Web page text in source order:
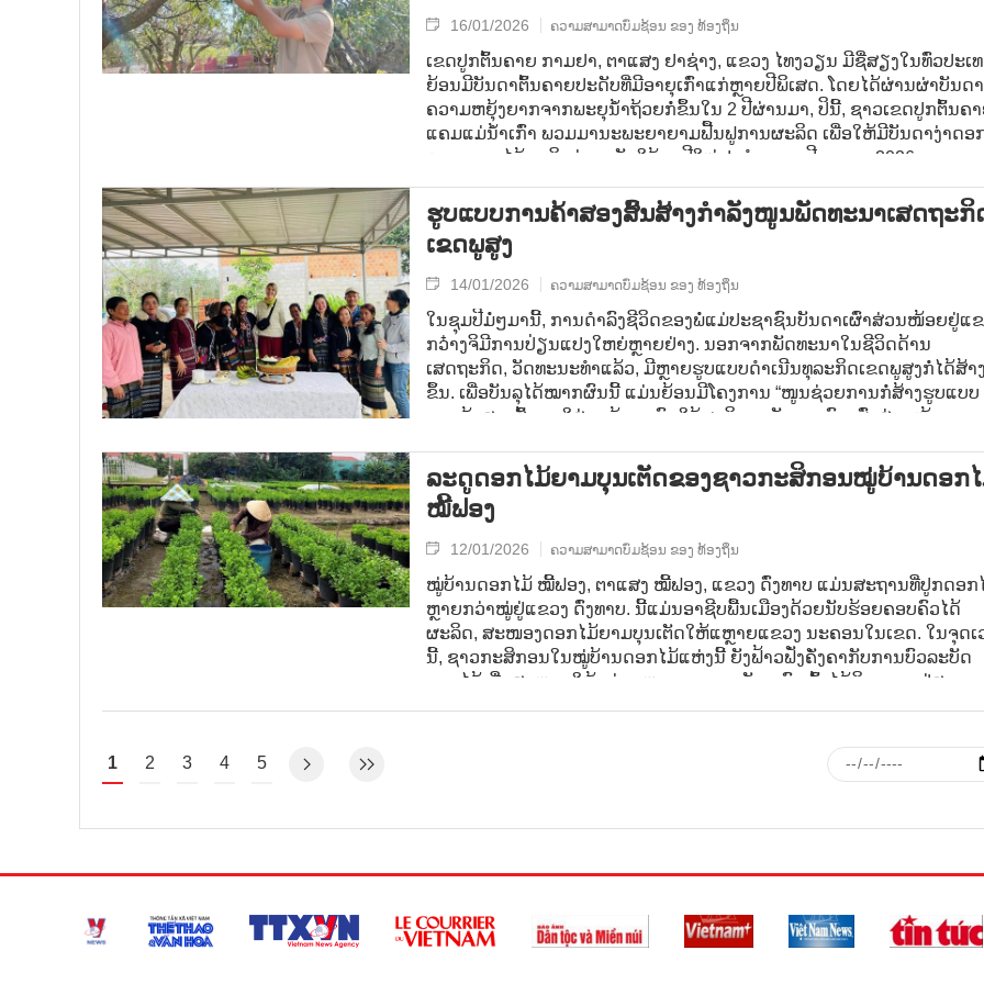
16/01/2026 ຄວາມສາມາດບົ່ມຊ້ອນ ຂອງ ທ້ອງຖິ່ນ
ເຂດປູກຕົ້ນຄາຍ ກາມຢາ, ຕາແສງ ຢາຊ່າງ, ແຂວງ ໄທງວຽນ ມີຊື່ສຽງໃນທົ່ວປະເ
ຍ້ອນມີບັນດາຕົ້ນຄາຍປະດັບທີ່ມີອາຍຸເກົ່າແກ່ຫຼາຍປີພິເສດ. ໂດຍໄດ້ຜ່ານຜ່າບັນດາ
ຄວາມຫຍຸ້ງຍາກຈາກພະຍຸນ້ຳຖ້ວຍກໍ່ຂຶ້ນໃນ 2 ປີຜ່ານມາ, ປິນີ້, ຊາວເຂດປູກຕົ້ນຄ
ແຄມແມ່ນ້ຳເກົ່າ ພວມມານະພະຍາຍາມຟື້ນຟູການຜະລິດ ເພື່ອໃຫ້ມີບັນດາງ່າດອ
ຄາຍ, ດອກໄມ້ຊະນິດຕ່າງໆຮັບໃຊ້ບຸນປີໃໝ່ປະຈຳຊາດ, ປີມະເມຍ 2026.
ຮູບ​ແບບ​ການ​ຄ້າ​ສອງ​ສົ້​ນ​ສ້າງ​ກຳ​ລັງ​ໜູນ​ພັດ​ທະ​ນາ​ເສດ​ຖະ​ກິ
ເຂດ​ພູ​ສູງ
14/01/2026 ຄວາມສາມາດບົ່ມຊ້ອນ ຂອງ ທ້ອງຖິ່ນ
ໃນຊຸມປີມໍ່ໆມານີ້, ການດຳລົງຊີວິດຂອງພໍ່ແມ່ປະຊາຊົນບັນດາເຜົ່າສ່ວນໜ້ອຍຢູ່ແຂ
ກວ໋າງຈິມີການປ່ຽນແປງໃຫຍ່ຫຼາຍຢ່າງ. ນອກຈາກພັດທະນາໃນຊີວິດດ້ານ
ເສດຖະກິດ, ວັດທະນະທຳແລ້ວ, ມີຫຼາຍຮູບແບບດຳເນີນທຸລະກິດເຂດພູສູງກໍ່ໄດ້ສ້າ
ຂຶ້ນ. ເພື່ອບັນລຸໄດ້ໝາກຜົນນີ້ ແມ່ນຍ້ອນມີໂຄງການ “ໜູນຊ່ວຍການກໍ່ສ້າງຮູບແບບ
ການຄ້າສອງສົ້ນແນໃສ່ຊຸກຍູ້ການຊົມໃຊ້ຜະລິດຕະພັນເຂດຊົນເຜົ່າສ່ວນໜ້ອຍ, ເຂ
ລະ​ດູ​ດອກ​ໄມ້​ຍາມ​ບຸນ​ເຕັດ​ຂອງ​ຊາວ​ກະ​ສິ​ກອນ​ໝູ່​ບ້ານດອກ​
ໝີ້​ຟອງ
12/01/2026 ຄວາມສາມາດບົ່ມຊ້ອນ ຂອງ ທ້ອງຖິ່ນ
ໝູ່ບ້ານດອກໄມ້ ໝີ້ຟອງ, ຕາແສງ ໝີ້ຟອງ, ແຂວງ ດົ່ງທາບ ແມ່ນສະຖານທີ່ປູກດອກ
ຫຼາຍກວ່າໝູ່ຢູ່ແຂວງ ດົ່ງທາບ. ນີ້ແມ່ນອາຊີບພື້ນເມືອງດ້ວຍນັບຮ້ອຍຄອບຄົວໄດ້
ຜະລິດ, ສະໜອງດອກໄມ້ຍາມບຸນເຕັດໃຫ້ແຫຼາຍແຂວງ ນະຄອນໃນເຂດ. ໃນຈຸດເ
ນີ້, ຊາວກະສິກອນໃນໝູ່ບ້ານດອກໄມ້ແຫ່ງນີ້ ຍັງຟ້າວຟັ່ງຄັ່ງຄາກັບການບົວລະບັດ
ດອກໄມ້ເພື່ອສະໜອງໃຫ້ແກ່ຕະຫຼາດຍາມບຸນເຕັດ. ເຂົາເຈົ້າໄດ້ກິນ, ນອນຢູ່ສວນ
1
2 3 4 5